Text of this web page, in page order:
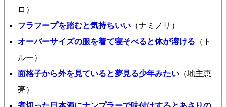
ロ）
フラフープを踏むと気持ちいい （ナミノリ）
オーバーサイズの服を着て寝そべると体が溶ける （ト
ルー）
面格子から外を見ていると夢見る少年みたい （地主恵
亮）